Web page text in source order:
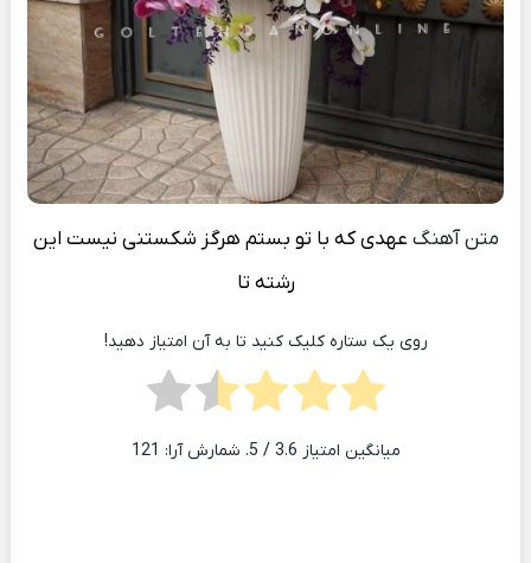
متن آهنگ عهدی که با تو بستم هرگز شکستنی نیست این
رشته تا
روی یک ستاره کلیک کنید تا به آن امتیاز دهید!
میانگین امتیاز 3.6 / 5. شمارش آرا: 121